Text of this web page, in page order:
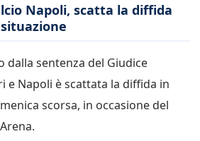
Napoli, scatta la diffida
dalla sentenza del Giudice
e Napoli è scattata la diffida in
scorsa, in occasione del